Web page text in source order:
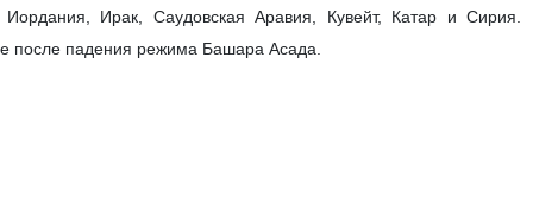
Ирак, Саудовская Аравия, Кувейт, Катар и Сирия.
после падения режима Башара Асада.